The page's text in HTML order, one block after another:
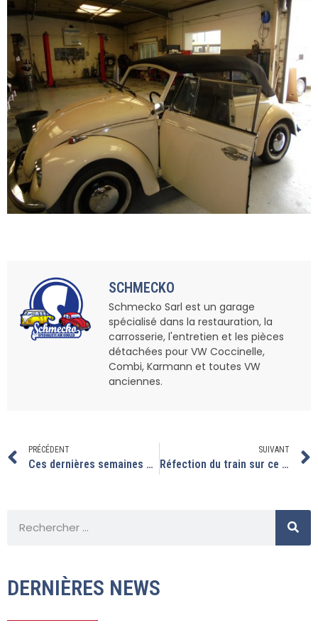
SCHMECKO
Schmecko Sarl est un garage
spécialisé dans la restauration, la
carrosserie, l'entretien et les pièces
détachées pour VW Coccinelle,
Combi, Karmann et toutes VW
anciennes.
PRÉCÉDENT
Ces dernières semaines nous avons rapatriés pas mal de VW.
SUIVANT
Réfection du train sur ce combi T2A
DERNIÈRES NEWS